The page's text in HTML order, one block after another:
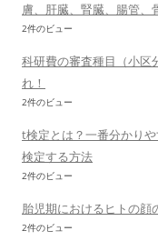
膚、肝臓、腎臓、腸管、
2件のビュー
科研費の審査種目（小区
れ！
2件のビュー
t検定とは？一番分かり
検定する方法
2件のビュー
胎児期におけるヒトの顔
2件のビュー